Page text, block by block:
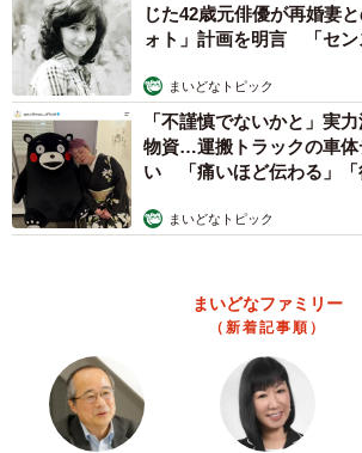
ー読者からの反響についてはいかがでし
色々な感想をいただきました。現代社
アルだとか、やっぱりタワマンは怖い
妬心ですねとか。逆にタワマンはこんな
マンへの解像度が低すぎるなども。
子どもの教育に対する感想では、これ
方もいれば、都内は中学受験は当たり前
て、読む方によって感じることが千差万
と思います。
ー漫画を描く際に意識しているポイント
じた42歳元俳優が再婚妻
ォト」計画を明言 「セン
まいどなトピック
「不謹慎でないかと」実
物資…運搬トラックの車体
い 「痛いほど伝わる」「
まいどなトピック
まいどなファミリー
（新着記事順）